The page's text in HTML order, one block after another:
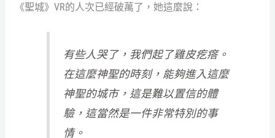
《聖城》VR的人次已經破萬了，她這麼說：
有些人哭了，我們起了雞皮疙瘩。
在這麼神聖的時刻，能夠進入這麼
神聖的城市，這是難以置信的體
驗，這當然是一件非常特別的事
情。